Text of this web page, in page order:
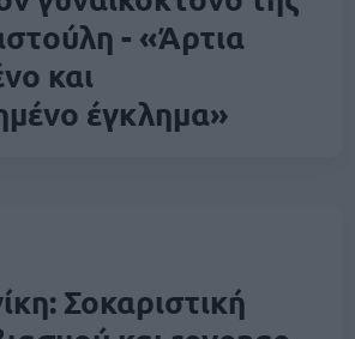
- «Άρτια
και
έγκλημα»
Σοκαριστική